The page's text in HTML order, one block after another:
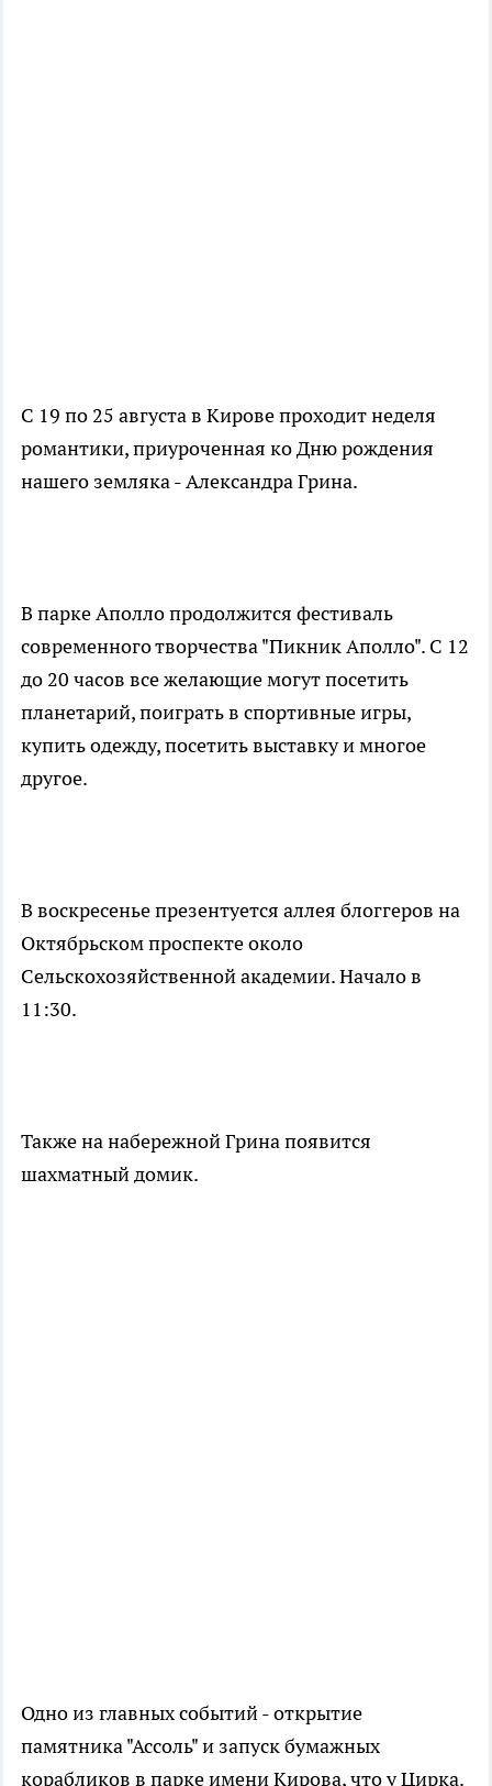
С 19 по 25 августа в Кирове проходит неделя
романтики, приуроченная ко Дню рождения
нашего земляка - Александра Грина.
В парке Аполло продолжится фестиваль
современного творчества "Пикник Аполло". С 12
до 20 часов все желающие могут посетить
планетарий, поиграть в спортивные игры,
купить одежду, посетить выставку и многое
другое.
В воскресенье презентуется аллея блоггеров на
Октябрьском проспекте около
Сельскохозяйственной академии. Начало в
11:30.
Также на набережной Грина появится
шахматный домик.
Одно из главных событий - открытие
памятника "Ассоль" и запуск бумажных
корабликов в парке имени Кирова, что у Цирка.